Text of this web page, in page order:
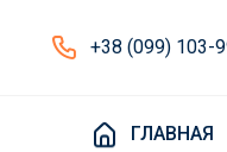
+38 (099) 103-
ГЛАВНАЯ